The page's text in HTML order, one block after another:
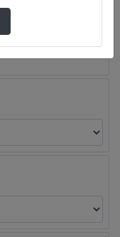
pour cette vidéo.